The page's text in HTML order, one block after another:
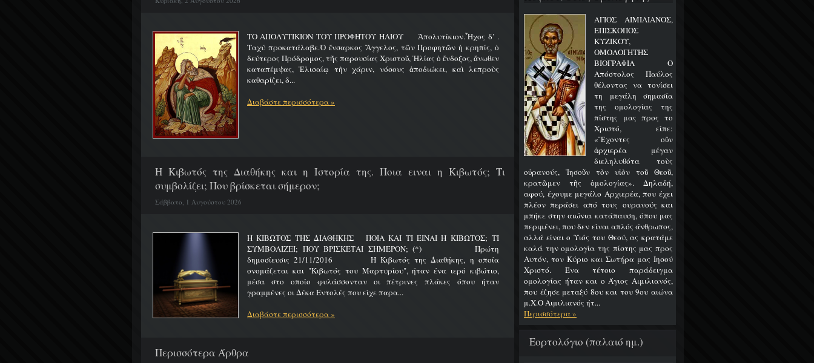
ΑΓΙΟΣ ΑΙΜΙΛΙΑΝΟΣ,
ΕΠΙΣΚΟΠΟΣ
ΚΥΖΙΚΟΥ,
ΟΜΟΛΟΓΗΤΗΣ
ΒΙΟΓΡΑΦΙΑ Ο
Απόστολος Παύλος
θέλοντας να τονίσει
τη μεγάλη σημασία
της ομολογίας της
πίστης μας προς το
Χριστό, είπε:
«Ἔχοντες οὒν
ἀρχιερέα μέγαν
διεληλυθότα τοὺς
οὐρανούς, Ἰησοῦν τὸν υἱὸν τοῦ Θεοῦ,
κρατῶμεν τῆς ὁμολογίας». Δηλαδή,
αφού, έχουμε μεγάλο Αρχιερέα, που έχει
πλέον περάσει από τους ουρανούς και
μπήκε στην αιώνια κατάπαυση, όπου μας
περιμένει, που δεν είναι απλός άνθρωπος,
αλλά είναι ο Υιός του Θεού, ας κρατάμε
καλά την ομολογία της πίστης μας προς
Αυτόν, τον Κύριο και Σωτήρα μας Ιησού
Χριστό. Ένα τέτοιο παράδειγμα
ομολογίας ήταν και ο Άγιος Αιμιλιανός,
που έζησε μεταξύ 8ου και του 9ου αιώνα
μ.Χ.Ο Αιμιλιανός ήτ...
Περισσότερα »
Εορτολόγιο (παλαιό ημ.)
ΤΟ ΑΠΟΛΥΤΙΚΙΟΝ ΤΟΥ ΠΡΟΦΗΤΟΥ ΗΛΙΟΥ Ἀπολυτίκιον.Ἦχος δ’ .
Ταχύ προκατάλαβε.Ὁ ἔνσαρκος Ἄγγελος, τῶν Προφητῶν ἡ κρηπίς, ὁ
δεύτερος Πρόδρομος, τῆς παρουσίας Χριστοῦ, Ἠλίας ὁ ἔνδοξος, ἄνωθεν
καταπέμψας, Ἐλισαίῳ τὴν χάριν, νόσους ἀποδιώκει, καὶ λεπροὺς
καθαρίζει, δ...
Διαβάστε περισσότερα »
H Κιβωτός της Διαθήκης και η Ιστορία της. Ποια ειναι η Κιβωτός; Τι
συμβολίζει; Που βρίσκεται σήμερον;
Σάββατο, 1 Αυγούστου 2026
Η ΚΙΒΩΤΟΣ ΤΗΣ ΔΙΑΘΗΚΗΣ ΠΟΙΑ ΚΑΙ ΤΙ ΕΙΝΑΙ Η ΚΙΒΩΤΟΣ; ΤΙ
ΣΥΜΒΟΛΙΖΕΙ; ΠΟΥ ΒΡΙΣΚΕΤΑΙ ΣΗΜΕΡΟΝ; (*) Πρώτη
δημοσίευσις 21/11/2016 Η Κιβωτός της Διαθήκης, η οποία
ονομάζεται και "Κιβωτός του Μαρτυρίου", ήταν ένα ιερό κιβώτιο,
μέσα στο οποίο φυλάσσονταν οι πέτρινες πλάκες όπου ήταν
γραμμένες οι Δέκα Εντολές που είχε παρα...
Διαβάστε περισσότερα »
Περισσότερα Άρθρα